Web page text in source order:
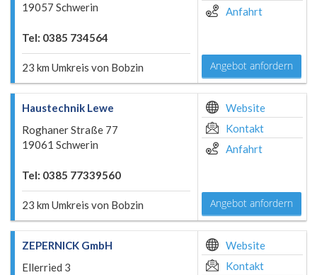
19057 Schwerin
Tel: 0385 734564
23 km Umkreis von Bobzin
Anfahrt
Angebot anfordern
Haustechnik Lewe
Roghaner Straße 77
19061 Schwerin
Tel: 0385 77339560
23 km Umkreis von Bobzin
Website
Kontakt
Anfahrt
Angebot anfordern
ZEPERNICK GmbH
Ellerried 3
Website
Kontakt